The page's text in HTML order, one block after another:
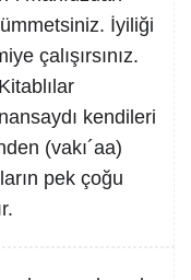
ümmetsiniz. İyiliği
çalışırsınız.
kendileri
(vakı´aa)
pek çoğu